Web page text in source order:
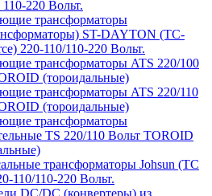
220 Вольт.
трансформаторы
ST-DAYTON (TC-
220-110/110-220 Вольт.
трансформаторы ATS 220/100
(тороидальные)
трансформаторы ATS 220/110
(тороидальные)
трансформаторы
TS 220/110 Вольт TOROID
трансформаторы Johsun (TС
110/110-220 Вольт.
DC/DC (конвертеры) из